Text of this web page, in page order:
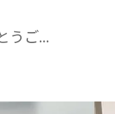
うご...